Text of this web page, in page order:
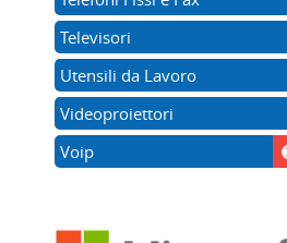
Televisori
Utensili da Lavoro
Videoproiettori
Voip